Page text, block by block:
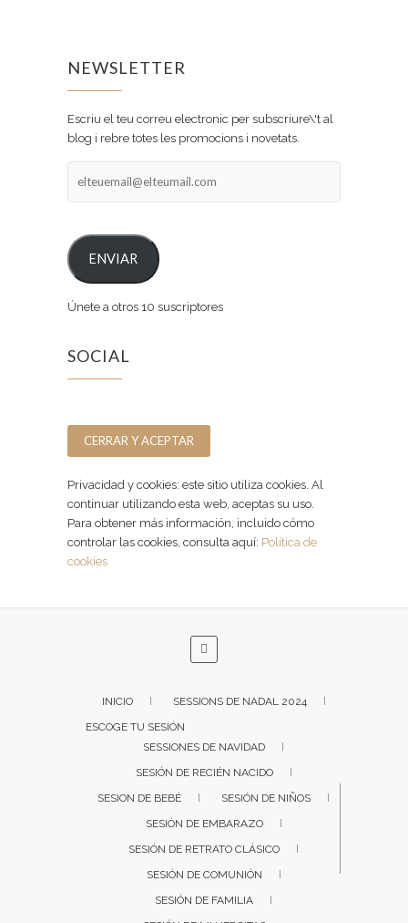
NEWSLETTER
Escriu el teu correu electronic per subscriure\'t al
blog i rebre totes les promocions i novetats.
ENVIAR
Únete a otros 10 suscriptores
SOCIAL
Privacidad y cookies: este sitio utiliza cookies. Al
continuar utilizando esta web, aceptas su uso.
Para obtener más información, incluido cómo
controlar las cookies, consulta aquí: Política de
cookies
INICIO
SESSIONS DE NADAL 2024
ESCOGE TU SESIÓN
SESSIONES DE NAVIDAD
SESIÓN DE RECIÉN NACIDO
SESION DE BEBÉ
SESIÓN DE NIÑOS
SESIÓN DE EMBARAZO
SESIÓN DE RETRATO CLÁSICO
SESIÓN DE COMUNIÓN
SESIÓN DE FAMILIA